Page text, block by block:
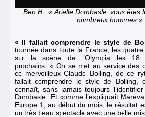
Ben H : « Arielle Dombasle, vous êtes
nombreux hommes »
« Il fallait comprendre le style de
tournée dans toute la France,
les
sur la scène de l’Olympia les 18
prochains . « On se met au service des
ce merveilleux Claude Bolling, de ce
fallait comprendre le style de Bolling,
connaît, sans jamais toujours
Dombasle. Et comme l’expliquait
Europe 1, au début du mois, le résultat
un très beau spectacle avec une belle